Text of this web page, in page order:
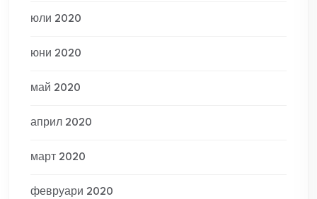
юли 2020
юни 2020
май 2020
април 2020
март 2020
февруари 2020